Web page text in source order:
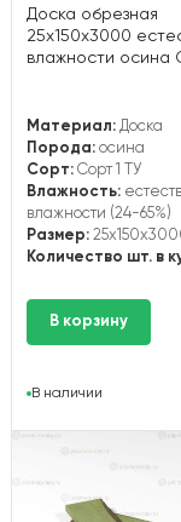
Доска обрезная
25х150х3000
влажности осина
Материал: Доска
Порода: осина
Сорт: Сорт 1 ТУ
Влажность:
влажности (24-65%)
Размер:
Количество шт. в
В наличии